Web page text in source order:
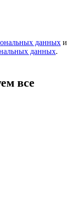
данных и
данных.
все